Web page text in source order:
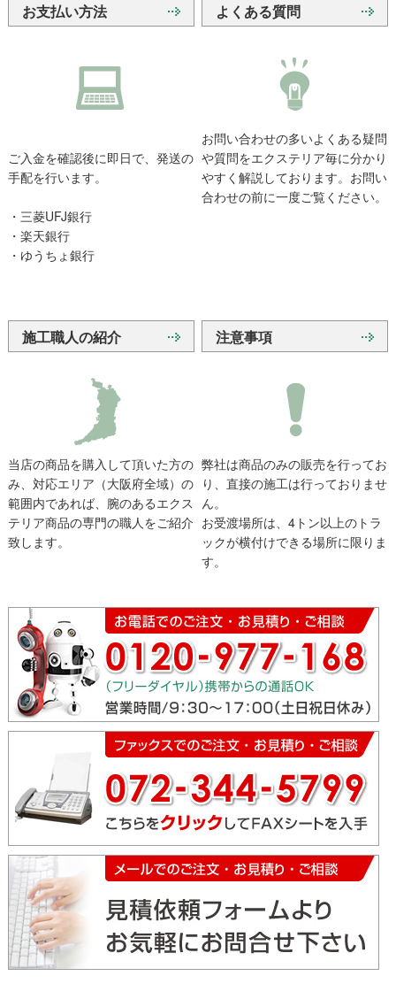
お支払い方法
ご入金を確認後に即日で、発送の
手配を行います。
・三菱UFJ銀行
・楽天銀行
・ゆうちょ銀行
よくある質問
お問い合わせの多いよくある疑問
や質問をエクステリア毎に分かり
やすく解説しております。お問い
合わせの前に一度ご覧ください。
施工職人の紹介
当店の商品を購入して頂いた方の
み、対応エリア（大阪府全域）の
範囲内であれば、腕のあるエクス
テリア商品の専門の職人をご紹介
致します。
注意事項
弊社は商品のみの販売を行ってお
り、直接の施工は行っておりませ
ん。
お受渡場所は、4トン以上のトラ
ックが横付けできる場所に限りま
す。